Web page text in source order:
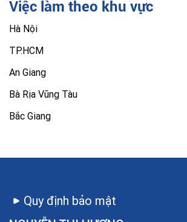
Việc làm theo khu vực
Hà Nội
TP.HCM
An Giang
Bà Rịa Vũng Tàu
Bắc Giang
Quy định bảo mật